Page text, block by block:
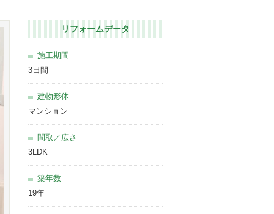
リフォームデータ
施工期間
3日間
建物形体
マンション
間取／広さ
3LDK
築年数
19年